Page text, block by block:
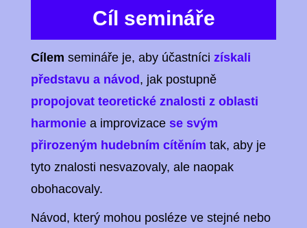
Cíl semináře
Cílem semináře je, aby účastníci získali
představu a návod, jak postupně
propojovat teoretické znalosti z oblasti
harmonie a improvizace se svým
přirozeným hudebním cítěním tak, aby je
tyto znalosti nesvazovaly, ale naopak
obohacovaly.
Návod, který mohou posléze ve stejné nebo